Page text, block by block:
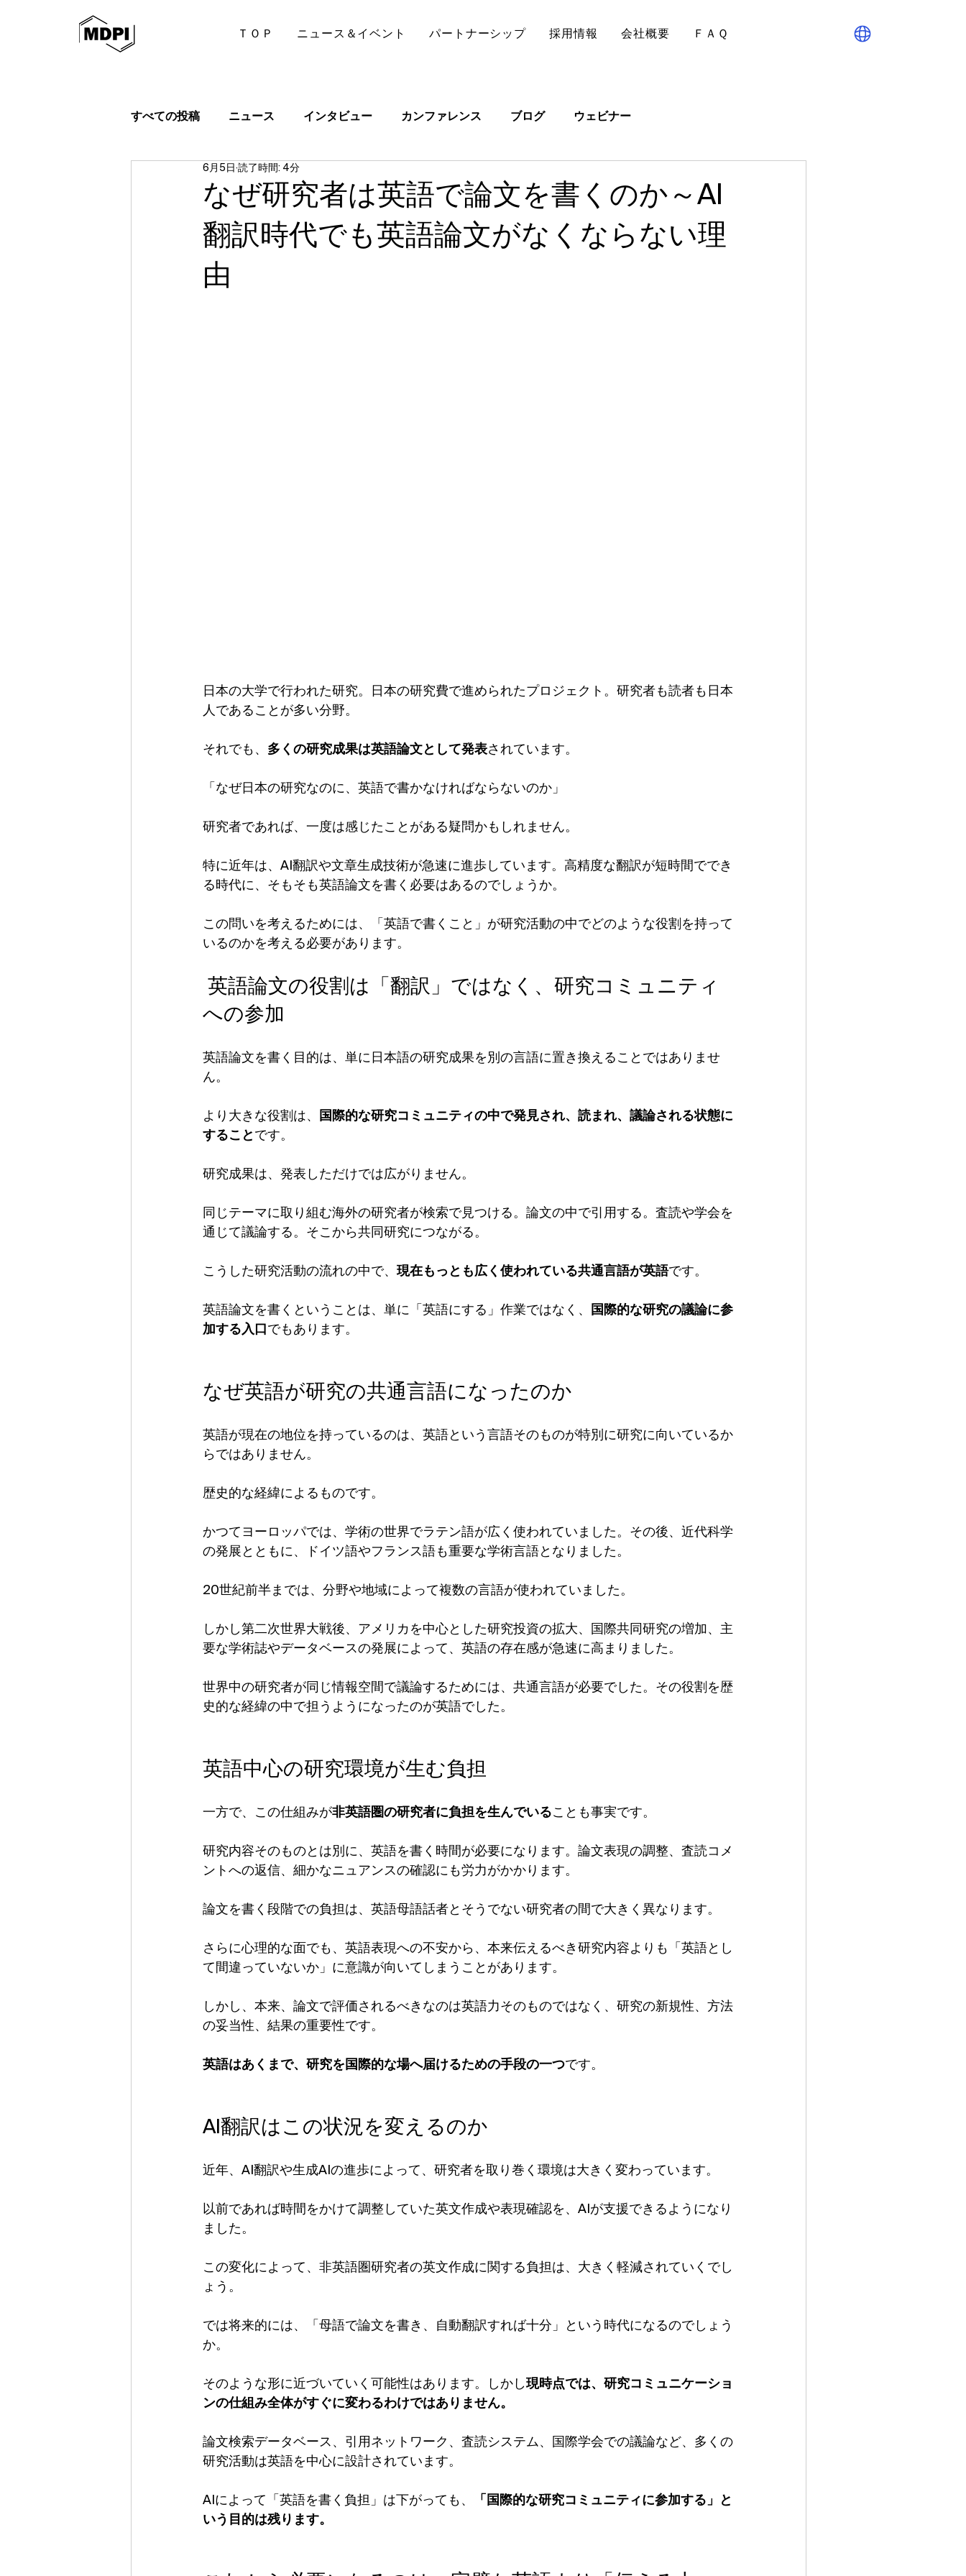
ＴＯＰ ニュース＆イベント パートナーシップ 採用情報 会社概要 ＦＡＱ
すべての投稿 ニュース インタビュー カンファレンス ブログ ウェビナー
なぜ研究者は英語で論文を書くのか～AI
翻訳時代でも英語論文がなくならない理
由
6月5日 読了時間: 4分
日本の大学で行われた研究。日本の研究費で進められたプロジェクト。研究者も読者も日本
人であることが多い分野。
それでも、 多くの研究成果は英語論文として発表されています。
「なぜ日本の研究なのに、英語で書かなければならないのか」
研究者であれば、一度は感じたことがある疑問かもしれません。
特に近年は、AI翻訳や文章生成技術が急速に進歩しています。高精度な翻訳が短時間ででき
る時代に、そもそも英語論文を書く必要はあるのでしょうか。
この問いを考えるためには、「英語で書くこと」が研究活動の中でどのような役割を持って
いるのかを考える必要があります。
への参加
英語論文を書く目的は、単に日本語の研究成果を別の言語に置き換えることではありませ
ん。
より大きな役割は、
国際的な研究コミュニティの中で発見され、読まれ、議論される状態に
すること です。
研究成果は、発表しただけでは広がりません。
同じテーマに取り組む海外の研究者が検索で見つける。論文の中で引用する。査読や学会を
通じて議論する。そこから共同研究につながる。
こうした研究活動の流れの中で、 現在もっとも広く使われている共通言語が英語です。
英語論文を書くということは、単に「英語にする」作業ではなく、
国際的な研究の議論に参
加する入口 でもあります。
なぜ英語が研究の共通言語になったのか
英語が現在の地位を持っているのは、英語という言語そのものが特別に研究に向いているか
らではありません。
歴史的な経緯によるものです。
かつてヨーロッパでは、学術の世界でラテン語が広く使われていました。その後、近代科学
の発展とともに、ドイツ語やフランス語も重要な学術言語となりました。
20世紀前半までは、分野や地域によって複数の言語が使われていました。
しかし第二次世界大戦後、アメリカを中心とした研究投資の拡大、国際共同研究の増加、主
要な学術誌やデータベースの発展によって、英語の存在感が急速に高まりました。
世界中の研究者が同じ情報空間で議論するためには、共通言語が必要でした。その役割を歴
史的な経緯の中で担うようになったのが英語でした。
英語中心の研究環境が生む負担
一方で、この仕組みが非英語圏の研究者に負担を生んでいることも事実です。
研究内容そのものとは別に、英語を書く時間が必要になります。論文表現の調整、査読コメ
ントへの返信、細かなニュアンスの確認にも労力がかかります。
論文を書く段階での負担は、英語母語話者とそうでない研究者の間で大きく異なります。
さらに心理的な面でも、英語表現への不安から、本来伝えるべき研究内容よりも「英語とし
て間違っていないか」に意識が向いてしまうことがあります。
しかし、本来、論文で評価されるべきなのは英語力そのものではなく、研究の新規性、方法
の妥当性、結果の重要性です。
英語はあくまで、研究を国際的な場へ届けるための手段の一つです。
AI翻訳はこの状況を変えるのか
近年、AI翻訳や生成AIの進歩によって、研究者を取り巻く環境は大きく変わっています。
以前であれば時間をかけて調整していた英文作成や表現確認を、AIが支援できるようになり
ました。
この変化によって、非英語圏研究者の英文作成に関する負担は、大きく軽減されていくでし
ょう。
では将来的には、「母語で論文を書き、自動翻訳すれば十分」という時代になるのでしょう
か。
そのような形に近づいていく可能性はあります。しかし現時点では、研究コミュニケーショ
ンの仕組み全体がすぐに変わるわけではありません。
論文検索データベース、引用ネットワーク、査読システム、国際学会での議論など、多くの
研究活動は英語を中心に設計されています。
AIによって「英語を書く負担」は下がっても、
「国際的な研究コミュニティに参加する」と
いう目的は残ります。